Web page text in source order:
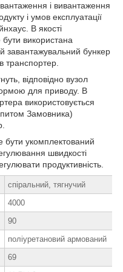
і вивантаження
і умов експлуатації
В якості
використана
завантажувальний бункер
транспортер.
відповідно вузол
для приводу. В
використовується
Замовника)
бути укомплектований
швидкості
продуктивність.
спіральний, тягнучий
4000
90
поліуретановий армований
69